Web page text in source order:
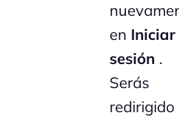
en Iniciar
sesión .
Serás
redirigido